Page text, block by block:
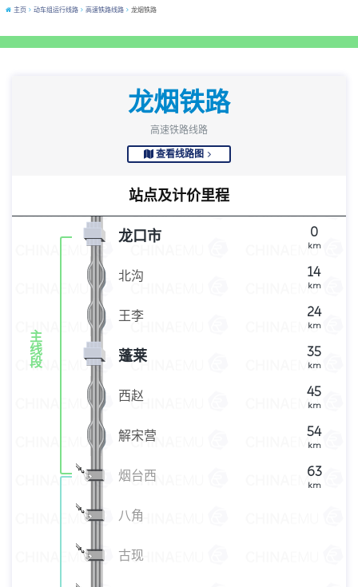
主页 动车组运行线路 高速铁路线路 龙烟铁路
龙烟铁路
高速铁路线路
查看线路图
站点及计价里程
主
线
段
0
km
龙口市
14
km
北沟
24
km
王李
35
km
蓬莱
45
km
西赵
54
km
解宋营
63
km
烟台西
八角
古现